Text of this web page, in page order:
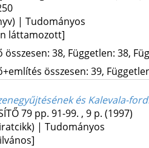
| Tudományos
láttamozott]
összesen: 38, Független: 38,
összesen: 39,
és Kalevala-
79 pp. 91-99. , 9 p. (1997)
| Tudományos